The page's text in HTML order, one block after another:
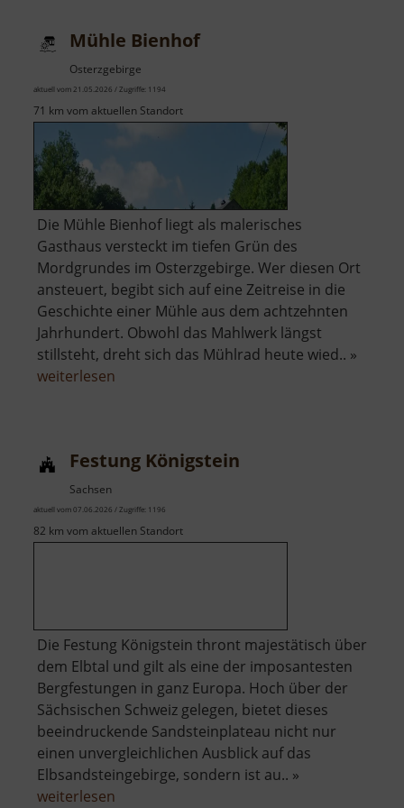
Mühle Bienhof
Osterzgebirge
aktuell vom 21.05.2026 / Zugriffe: 1194
71 km vom aktuellen Standort
Die Mühle Bienhof liegt als malerisches
Gasthaus versteckt im tiefen Grün des
Mordgrundes im Osterzgebirge. Wer diesen Ort
ansteuert, begibt sich auf eine Zeitreise in die
Geschichte einer Mühle aus dem achtzehnten
Jahrhundert. Obwohl das Mahlwerk längst
stillsteht, dreht sich das Mühlrad heute wied.. »
weiterlesen
Festung Königstein
Sachsen
aktuell vom 07.06.2026 / Zugriffe: 1196
82 km vom aktuellen Standort
Die Festung Königstein thront majestätisch über
dem Elbtal und gilt als eine der imposantesten
Bergfestungen in ganz Europa. Hoch über der
Sächsischen Schweiz gelegen, bietet dieses
beeindruckende Sandsteinplateau nicht nur
einen unvergleichlichen Ausblick auf das
Elbsandsteingebirge, sondern ist au.. »
weiterlesen